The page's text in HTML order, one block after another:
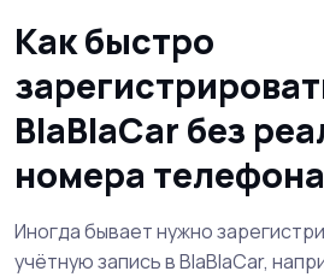
Как быстро
BlaBlaCar без
номера
Иногда бывает нужно
учётную запись в BlaBlaCar,